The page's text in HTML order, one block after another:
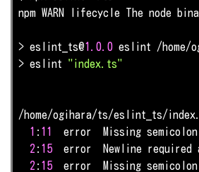
npm WARN lifecycle The node
> eslint_ts@1.0 .0 eslint /home/
> eslint "index.ts"
/home/ogihara/ts/eslint_ts/
1 : 11
error  Missing
2 : 15
error  Newline required
2 : 15
error  Missing